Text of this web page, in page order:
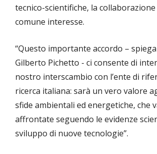
tecnico-scientifiche, la
comune interesse.
“Questo importante accordo –
Gilberto Pichetto - ci consente di
nostro interscambio con l’ente di
ricerca italiana: sarà un vero valore
sfide ambientali ed energetiche, che
affrontate seguendo le evidenze
sviluppo di nuove tecnologie”.